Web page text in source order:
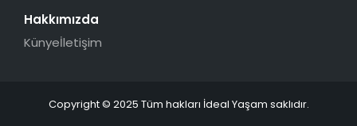
Hakkımızda
Künyeİletişim
Copyright © 2025 Tüm hakları İdeal Yaşam saklıdır.